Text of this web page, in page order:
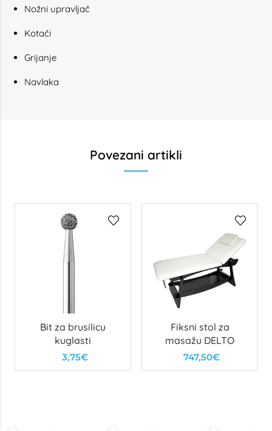
Nožni upravljač
Kotači
Grijanje
Navlaka
Povezani artikli
Bit za brusilicu
kuglasti
3,75€
Fiksni stol za
masažu DELTO
747,50€